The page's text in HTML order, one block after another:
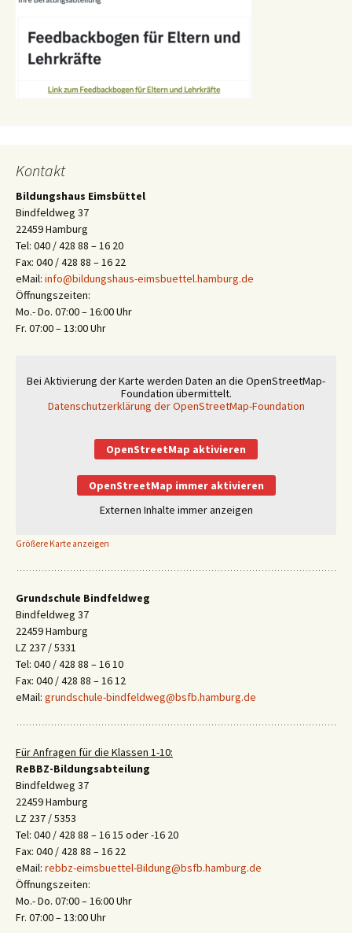
Kontakt
Bildungshaus Eimsbüttel
Bindfeldweg 37
22459 Hamburg
Tel: 040 / 428 88 – 16 20
Fax: 040 / 428 88 – 16 22
eMail: info@bildungshaus-eimsbuettel.hamburg.de
Öffnungszeiten:
Mo.- Do. 07:00 – 16:00 Uhr
Fr. 07:00 – 13:00 Uhr
Bei Aktivierung der Karte werden Daten an die OpenStreetMap-
Foundation übermittelt.
Datenschutzerklärung der OpenStreetMap-Foundation
OpenStreetMap aktivieren
OpenStreetMap immer aktivieren
Externen Inhalte immer anzeigen
Größere Karte anzeigen
Grundschule Bindfeldweg
Bindfeldweg 37
22459 Hamburg
LZ 237 / 5331
Tel: 040 / 428 88 – 16 10
Fax: 040 / 428 88 – 16 12
eMail: grundschule-bindfeldweg@bsfb.hamburg.de
Für Anfragen für die Klassen 1-10:
ReBBZ-Bildungsabteilung
Bindfeldweg 37
22459 Hamburg
LZ 237 / 5353
Tel: 040 / 428 88 – 16 15 oder -16 20
Fax: 040 / 428 88 – 16 22
eMail: rebbz-eimsbuettel-Bildung@bsfb.hamburg.de
Öffnungszeiten:
Mo.- Do. 07:00 – 16:00 Uhr
Fr. 07:00 – 13:00 Uhr